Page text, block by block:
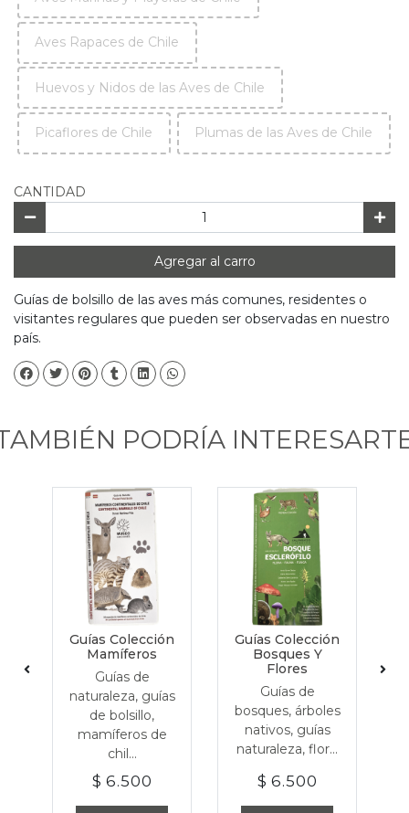
Aves Rapaces de Chile
Huevos y Nidos de las Aves de Chile
Picaflores de Chile Plumas de las Aves de Chile
CANTIDAD
Agregar al carro
Guías de bolsillo de las aves más comunes, residentes o
visitantes regulares que pueden ser observadas en nuestro
país.
PODRÍA
Guías Colección
Mamíferos
Guías de
naturaleza, guías
de bolsillo,
mamíferos de
chil...
$ 6.500
Guías Colección
Bosques Y
Flores
Guías de
bosques, árboles
nativos, guías
naturaleza, flor...
$ 6.500